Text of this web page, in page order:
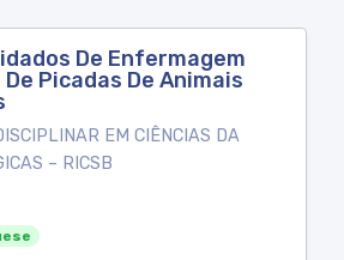
De Enfermagem
Picadas De Animais
EM CIÊNCIAS DA
– RICSB